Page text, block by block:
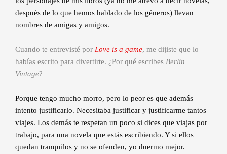
después de lo que hemos hablado de los géneros) llevan
nombres de amigas y amigos.
Cuando te entrevisté por Love is a game, me dijiste que lo
habías escrito para divertirte. ¿Por qué escribes Berlín
Vintage?
Porque tengo mucho morro, pero lo peor es que además
intento justificarlo. Necesitaba justificar y justificarme tantos
viajes. Los demás te respetan un poco si dices que viajas por
trabajo, para una novela que estás escribiendo. Y si ellos
quedan tranquilos y no se ofenden, yo duermo mejor.